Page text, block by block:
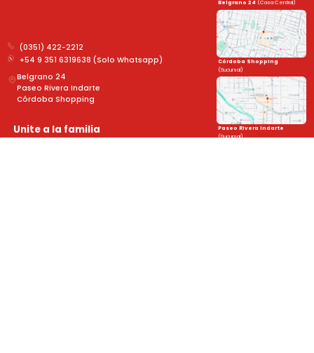
(0351) 422-2212
+54 9 351 6319638 (Solo Whatsapp)
Belgrano 24
Paseo Rivera Indarte
Córdoba Shopping
Unite a la familia
Belgrano 24 (Casa Central)
Córdoba Shopping
(Sucursal)
Paseo Rivera Indarte
(Sucursal)